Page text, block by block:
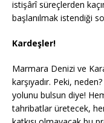
istişârî süreçlerden
başlanılmak istendiği
Kardeşler!
Marmara Denizi ve
karşıyadır. Peki,
yolunu bulsun diye!
tahribatlar üretecek,